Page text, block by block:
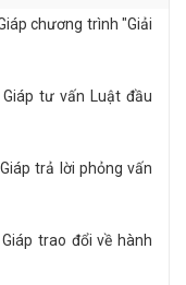
chương trình "Giải
Giáp tư vấn Luật đầu
trả lời phỏng vấn
trao đổi về hành